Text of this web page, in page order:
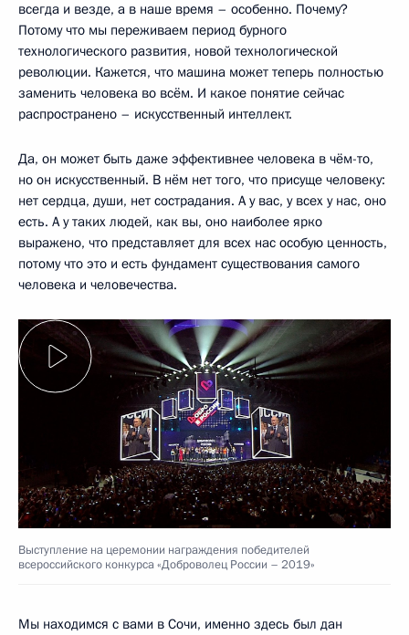
всегда и везде, а в наше время – особенно. Почему?
Потому что мы переживаем период бурного
технологического развития, новой технологической
революции. Кажется, что машина может теперь полностью
заменить человека во всём. И какое понятие сейчас
распространено – искусственный интеллект.
Да, он может быть даже эффективнее человека в чём-то,
но он искусственный. В нём нет того, что присуще человеку:
нет сердца, души, нет сострадания. А у вас, у всех у нас, оно
есть. А у таких людей, как вы, оно наиболее ярко
выражено, что представляет для всех нас особую ценность,
потому что это и есть фундамент существования самого
человека и человечества.
Выступление на церемонии награждения победителей
всероссийского конкурса «Доброволец России – 2019»
Мы находимся с вами в Сочи, именно здесь был дан